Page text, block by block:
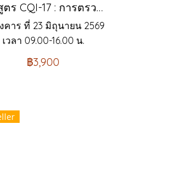
หลักสูตร CQI-17 : การตรวจประเมินกระบวนการพิเศษ ระบบงานบัดกรี (EAM SSA)
คาร ที่ 23 มิถุนายน 2569
เวลา 09.00-16.00 น.
฿3,900